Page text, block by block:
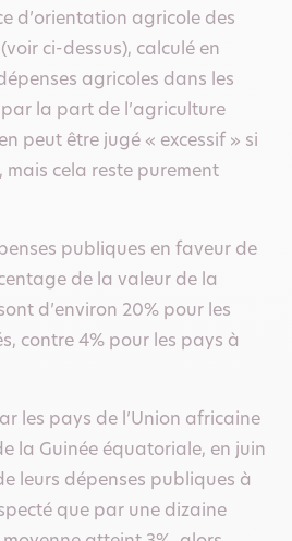
d’orientation agricole des
ci-dessus), calculé en
agricoles dans les
la part de l’agriculture
peut être jugé « excessif » si
mais cela reste purement
publiques en faveur de
de la valeur de la
d’environ 20% pour les
contre 4% pour les pays à
les pays de l’Union africaine
la Guinée équatoriale, en juin
leurs dépenses publiques à
que par une dizaine